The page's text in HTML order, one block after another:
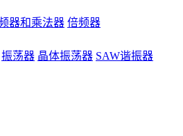
器和乘法器 倍频器
振荡器 晶体振荡器 SAW谐振器